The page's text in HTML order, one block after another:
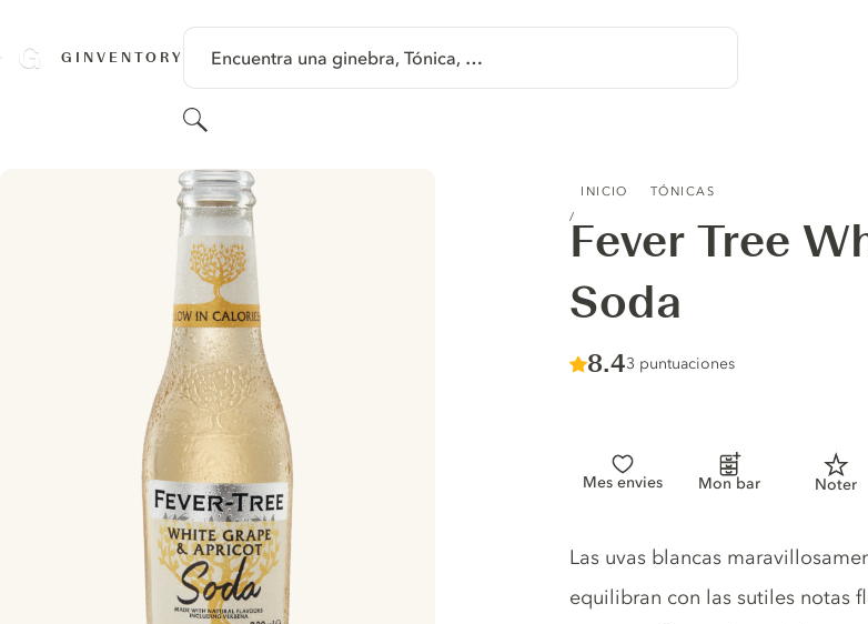
GINVENTORY Encuentra una ginebra, Tónica, …
Buscar
INICIO TÓNICAS
Fever Tree
Soda
Score :
8.4/ 10
3 puntuaciones
Mes envies Mon bar Noter
Tonic description
Las uvas blancas
equilibran con las sutiles notas